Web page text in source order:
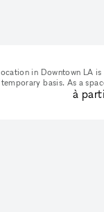
in Downtown LA
basis. As a
large storefront with
à